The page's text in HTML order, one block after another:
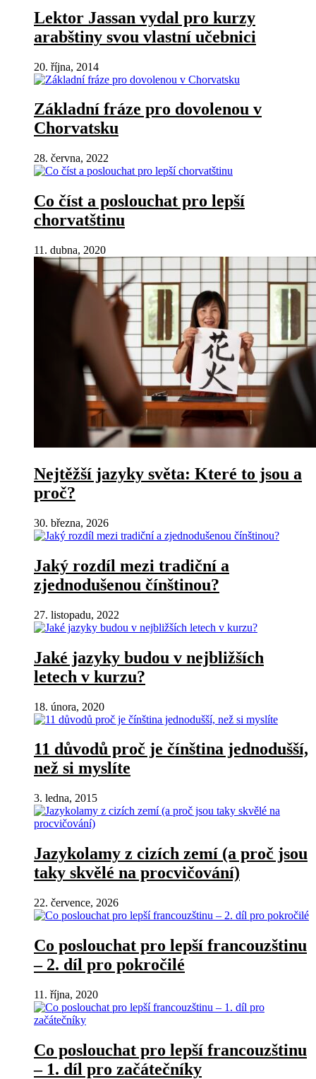
Lektor Jassan vydal pro kurzy
arabštiny svou vlastní učebnici
20. října, 2014
Základní fráze pro dovolenou v
Chorvatsku
28. června, 2022
Co číst a poslouchat pro lepší
chorvatštinu
11. dubna, 2020
Nejtěžší jazyky světa: Které to jsou a
proč?
30. března, 2026
Jaký rozdíl mezi tradiční a
zjednodušenou čínštinou?
27. listopadu, 2022
Jaké jazyky budou v nejbližších
letech v kurzu?
18. února, 2020
11 důvodů proč je čínština jednodušší,
než si myslíte
3. ledna, 2015
Jazykolamy z cizích zemí (a proč jsou
taky skvělé na procvičování)
22. července, 2026
Co poslouchat pro lepší francouzštinu
– 2. díl pro pokročilé
11. října, 2020
Co poslouchat pro lepší francouzštinu
– 1. díl pro začátečníky